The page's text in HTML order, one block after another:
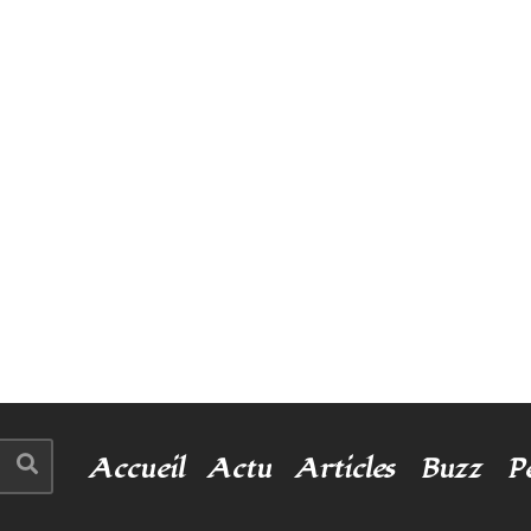
Accueil Actu Articles Buzz